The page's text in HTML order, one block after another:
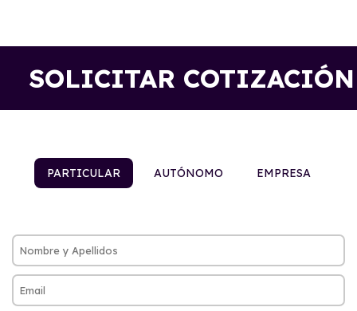
SOLICITAR COTIZACIÓN
PARTICULAR AUTÓNOMO EMPRESA